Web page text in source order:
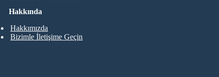
Hakkında
Hakkımızda
Bizimle İletişime Geçin